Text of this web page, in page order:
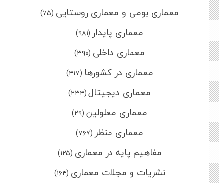
معماری بومی و معماری روستایی (۷۵)
معماری پایدار (۹۸۱)
معماری داخلی (۳۹۰)
معماری در کشورها (۴۱۷)
معماری دیجیتال (۲۳۴)
معماری معلولین (۲۹)
معماری منظر (۷۶۷)
مفاهیم پایه در معماری (۱۲۵)
نشریات و مجلات معماری (۱۶۴)